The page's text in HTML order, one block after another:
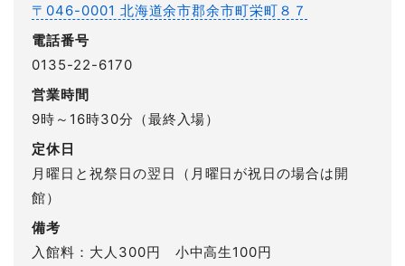
〒046-0001 北海道余市郡余市町栄町８７
電話番号
0135-22-6170
営業時間
9時～16時30分（最終入場）
定休日
月曜日と祝祭日の翌日（月曜日が祝日の場合は開
館）
備考
入館料：大人300円 小中高生100円